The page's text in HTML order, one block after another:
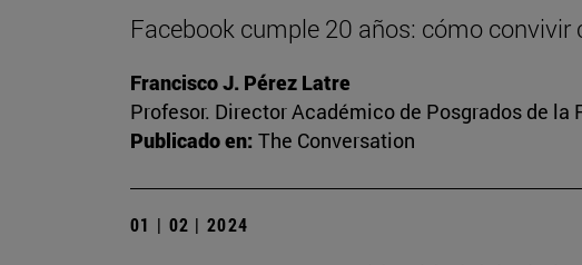
Facebook cumple 20 años: cómo
Francisco J. Pérez Latre
Profesor. Director Académico de Posgrados de la
Publicado en: The Conversation
01 | 02 | 2024